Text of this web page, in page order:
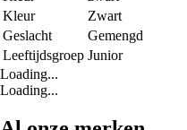
Kleur
Zwart
Geslacht
Gemengd
Leeftijdsgroep Junior
Loading...
Loading...